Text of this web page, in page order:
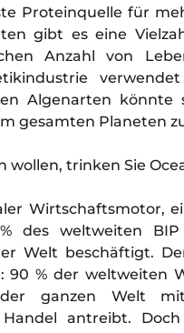
Proteinquelle für
gibt es eine
Anzahl von
Algenarten
gesamten Planeten
wollen, trinken Sie
Wirtschaftsmotor,
des weltweiten
Welt beschäftigt.
90 % der weltweiten
ganzen Welt
antreibt.